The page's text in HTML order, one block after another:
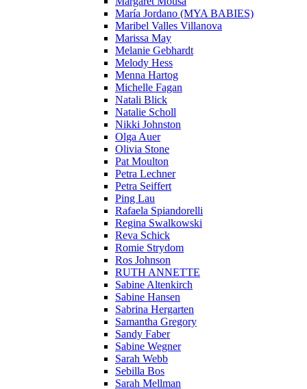
María Jordano (MYA BABIES)
Maribel Valles Villanova
Marissa May
Melanie Gebhardt
Melody Hess
Menna Hartog
Michelle Fagan
Natali Blick
Natalie Scholl
Nikki Johnston
Olga Auer
Olivia Stone
Pat Moulton
Petra Lechner
Petra Seiffert
Ping Lau
Rafaela Spiandorelli
Regina Swalkowski
Reva Schick
Romie Strydom
Ros Johnson
RUTH ANNETTE
Sabine Altenkirch
Sabine Hansen
Sabrina Hergarten
Samantha Gregory
Sandy Faber
Sabine Wegner
Sarah Webb
Sebilla Bos
Sarah Mellman